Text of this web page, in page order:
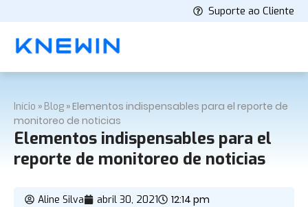
Suporte ao Cliente
Início » Blog »Elementos indispensables para el reporte de
monitoreo de noticias
Elementos indispensables para el
reporte de monitoreo de noticias
Aline Silva abril 30, 2021 12:14 pm